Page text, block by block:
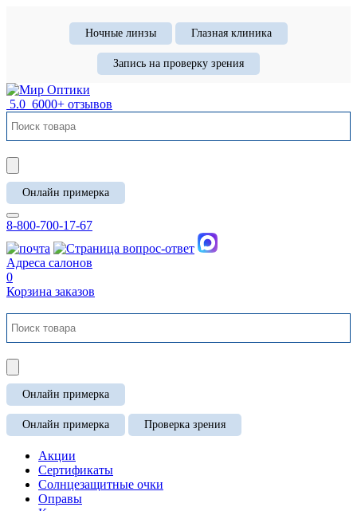
Ночные линзы Глазная клиника
Запись на проверку зрения
5.0 6000+ отзывов
Онлайн примерка
8-800-700-17-67
Адреса салонов
0
Корзина заказов
Онлайн примерка
Онлайн примерка Проверка зрения
Акции
Сертификаты
Солнцезащитные очки
Оправы